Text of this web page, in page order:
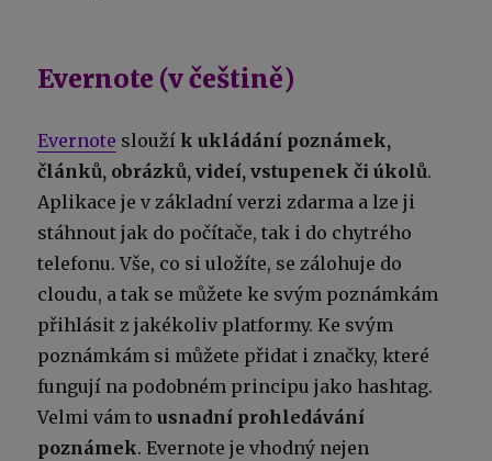
Evernote (v češtině)
Evernote slouží k ukládání poznámek,
článků, obrázků, videí, vstupenek či úkolů.
Aplikace je v základní verzi zdarma a lze ji
stáhnout jak do počítače, tak i do chytrého
telefonu. Vše, co si uložíte, se zálohuje do
cloudu, a tak se můžete ke svým poznámkám
přihlásit z jakékoliv platformy. Ke svým
poznámkám si můžete přidat i značky, které
fungují na podobném principu jako hashtag.
Velmi vám tousnadní prohledávání
poznámek. Evernote je vhodný nejen